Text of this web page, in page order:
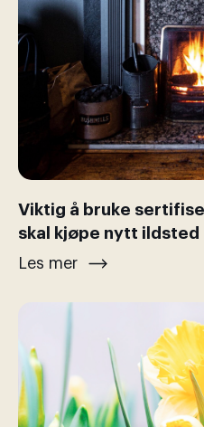
Viktig å bruke
skal kjøpe nytt ildsted
Les mer